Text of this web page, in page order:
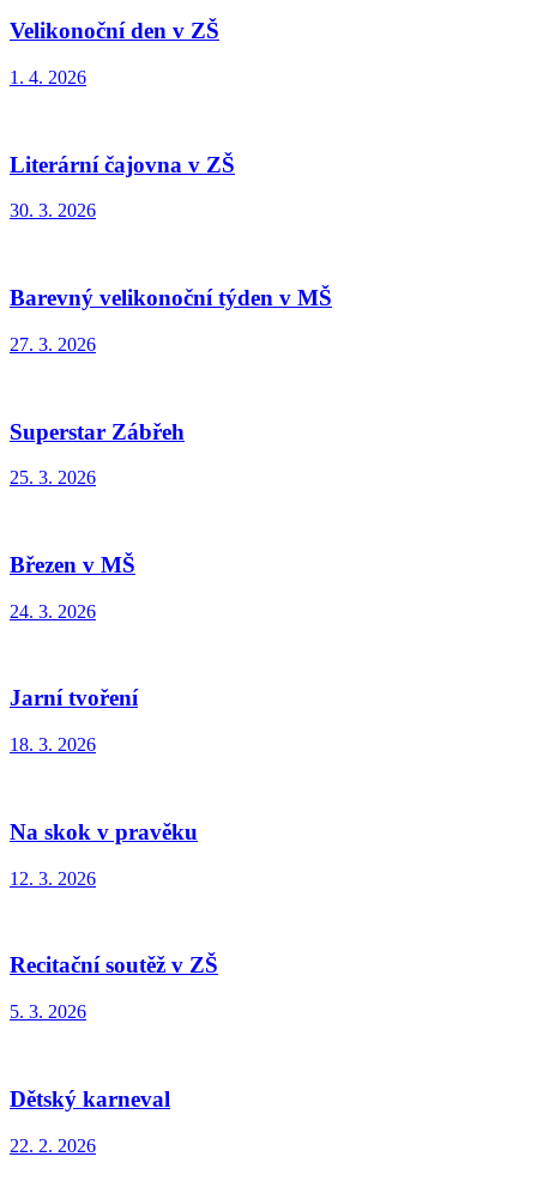
Velikonoční den v ZŠ
1. 4. 2026
Literární čajovna v ZŠ
30. 3. 2026
Barevný velikonoční týden v MŠ
27. 3. 2026
Superstar Zábřeh
25. 3. 2026
Březen v MŠ
24. 3. 2026
Jarní tvoření
18. 3. 2026
Na skok v pravěku
12. 3. 2026
Recitační soutěž v ZŠ
5. 3. 2026
Dětský karneval
22. 2. 2026